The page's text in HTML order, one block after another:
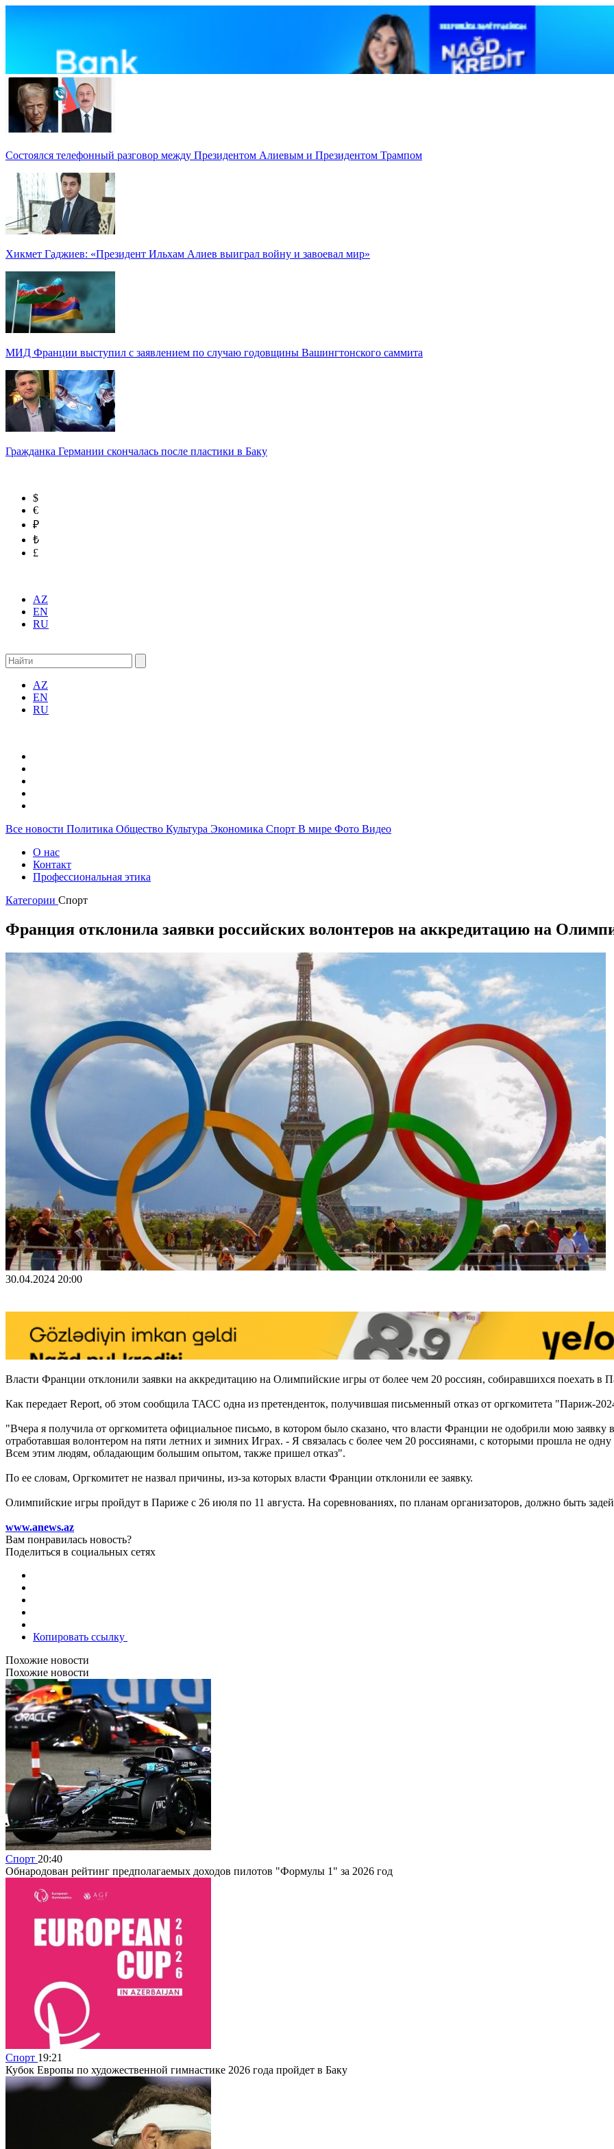
Состоялся телефонный разговор между Президентом Алиевым и Президентом Трампом
Хикмет Гаджиев: «Президент Ильхам Алиев выиграл войну и завоевал мир»
МИД Франции выступил с заявлением по случаю годовщины Вашингтонского саммита
Гражданка Германии скончалась после пластики в Баку
$
€
₽
₺
£
AZ
EN
RU
AZ
EN
RU
Все новости Политика Общество Культура Экономика Спорт В мире Фото Видео
О нас
Контакт
Профессиональная этика
Категории Спорт
Франция отклонила заявки российских волонтеров на аккредитацию на
30.04.2024 20:00
Власти Франции отклонили заявки на аккредитацию на Олимпийские игры от более чем 20 россиян, собиравшихся поехать в
Как передает Report, об этом сообщила ТАСС одна из претенденток, получившая письменный отказ от оргкомитета "Париж-
"Вчера я получила от оргкомитета официальное письмо, в котором было сказано, что власти Франции не одобрили мою заявку
отработавшая волонтером на пяти летних и зимних Играх. - Я связалась с более чем 20 россиянами, с которыми прошла не
Всем этим людям, обладающим большим опытом, также пришел отказ".
По ее словам, Оргкомитет не назвал причины, из-за которых власти Франции отклонили ее заявку.
Олимпийские игры пройдут в Париже с 26 июля по 11 августа. На соревнованиях, по планам организаторов, должно быть
www.anews.az
Вам понравилась новость?
Поделиться в социальных сетях
Копировать ссылку
Похожие новости
Похожие новости
Спорт 20:40
Обнародован рейтинг предполагаемых доходов пилотов "Формулы 1" за 2026 год
Спорт 19:21
Кубок Европы по художественной гимнастике 2026 года пройдет в Баку